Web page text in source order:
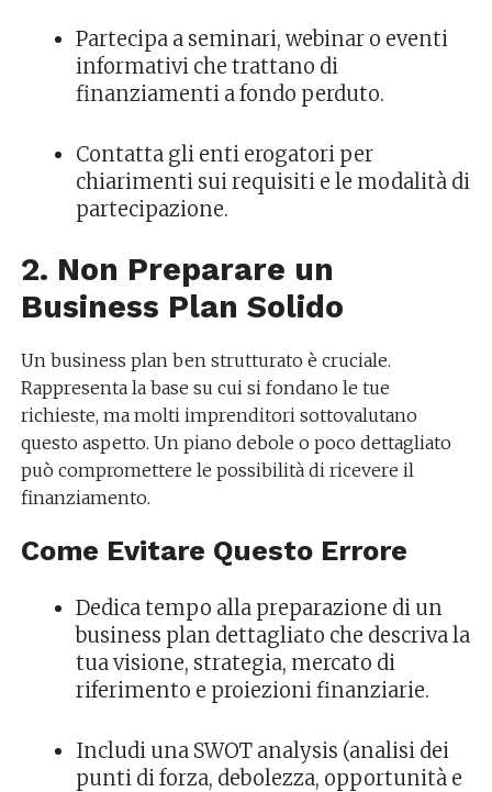
Partecipa a seminari, webinar o eventi
informativi che trattano di
finanziamenti a fondo perduto.
Contatta gli enti erogatori per
chiarimenti sui requisiti e le modalità di
partecipazione.
2. Non Preparare un
Business Plan Solido
Un business plan ben strutturato è cruciale.
Rappresenta la base su cui si fondano le tue
richieste, ma molti imprenditori sottovalutano
questo aspetto. Un piano debole o poco dettagliato
può compromettere le possibilità di ricevere il
finanziamento.
Come Evitare Questo Errore
Dedica tempo alla preparazione di un
business plan dettagliato che descriva la
tua visione, strategia, mercato di
riferimento e proiezioni finanziarie.
Includi una SWOT analysis (analisi dei
punti di forza, debolezza, opportunità e